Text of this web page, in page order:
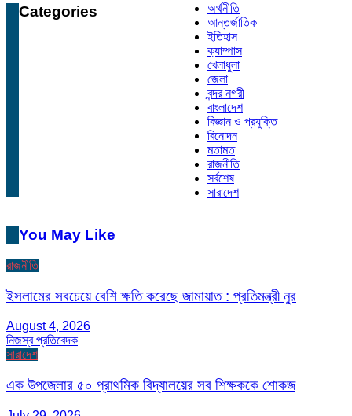
Categories
অর্থনীতি
আন্তর্জাতিক
ইতিহাস
ক্যাম্পাস
খেলাধুলা
জেলা
বন্দর নগরী
বাংলাদেশ
বিজ্ঞান ও প্রযুক্তি
বিনোদন
মতামত
রাজনীতি
সর্বশেষ
সারাদেশ
You May Like
রাজনীতি
ইসলামের সবচেয়ে বেশি ক্ষতি করেছে জামায়াত : প্রতিমন্ত্রী নুর
August 4, 2026
নিজস্ব প্রতিবেদক
সারাদেশ
এক উপজেলার ৫০ প্রাথমিক বিদ্যালয়ের সব শিক্ষককে শোকজ